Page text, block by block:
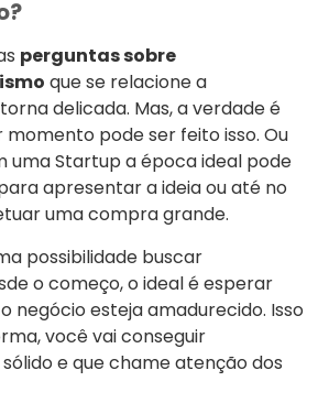
perguntas sobre
que se relacione a
delicada. Mas, a verdade é
momento pode ser feito isso. Ou
uma Startup a época ideal pode
apresentar a ideia ou até no
uma compra grande.
possibilidade buscar
o começo, o ideal é esperar
negócio esteja amadurecido. Isso
você vai conseguir
e que chame atenção dos